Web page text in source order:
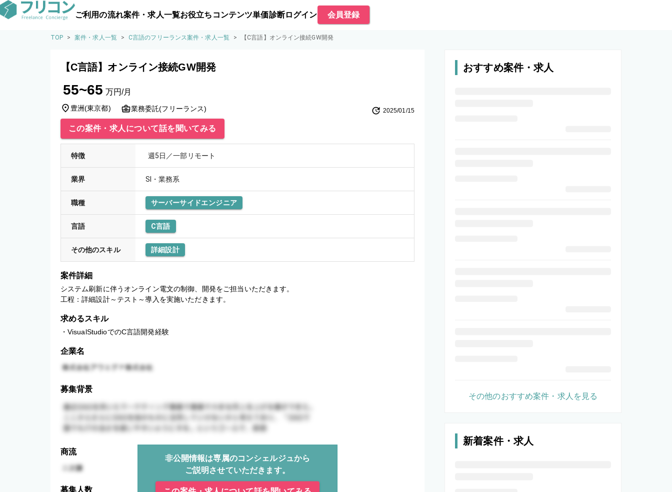
ご利用の流れ案件・求人一覧お役立ちコンテンツ単価診断ログイン 会員登録
TOP > 案件・求人一覧 > C言語のフリーランス案件・求人一覧 > 【C言語】オンライン接続GW開発
【C言語】オンライン接続GW開発
55~65 万円/月
豊洲(東京都) 業務委託(フリーランス) 2025/01/15
この案件・求人について話を聞いてみる
特徴 週5日／一部リモート
業界 SI・業務系
職種 サーバーサイドエンジニア
言語 C言語
その他のスキル 詳細設計
案件詳細
システム刷新に伴うオンライン電文の制御、開発をご担当いただきます。
工程：詳細設計～テスト～導入を実施いただきます。
求めるスキル
・VisualStudioでのC言語開発経験
企業名
募集背景
商流
非公開情報は専属のコンシェルジュから
ご説明させていただきます。
募集人数
おすすめ案件・求人
その他のおすすめ案件・求人を見る
新着案件・求人